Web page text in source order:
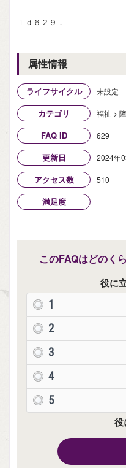
ｉｄ６２９．
属性情報
ライフサイクル 未設定
カテゴリ 福祉 >
FAQ ID 629
更新日 2024年
アクセス数 510
満足度
このFAQはどのく
役に
1
2
3
4
5
役